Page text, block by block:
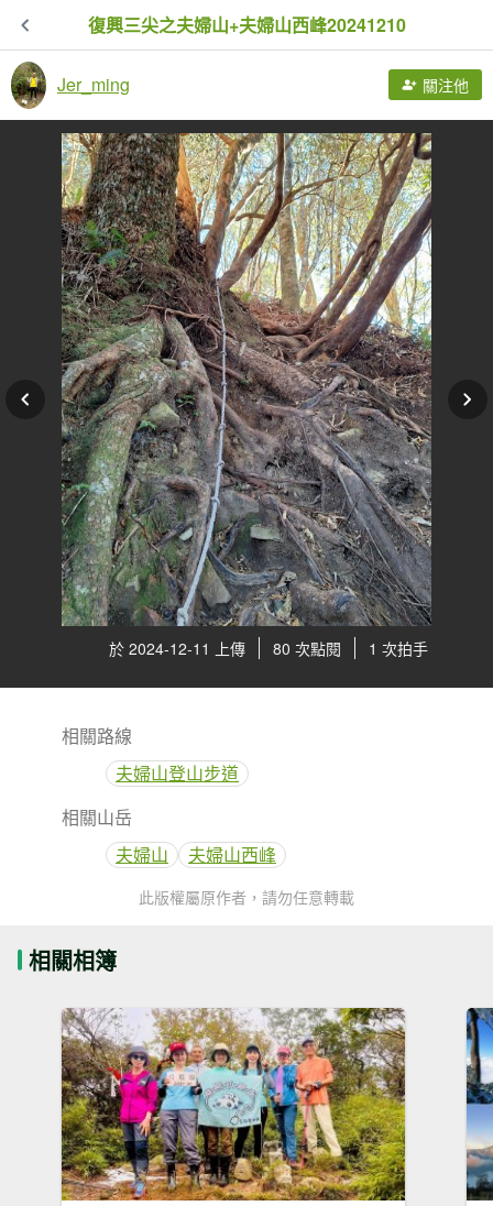
復興三尖之夫婦山+夫婦山西峰20241210
Jer_ming 關注他
於 2024-12-11 上傳 80 次點閱 1 次拍手
相關路線
夫婦山登山步道
相關山岳
夫婦山
夫婦山西峰
此版權屬原作者，請勿任意轉載
相關相簿